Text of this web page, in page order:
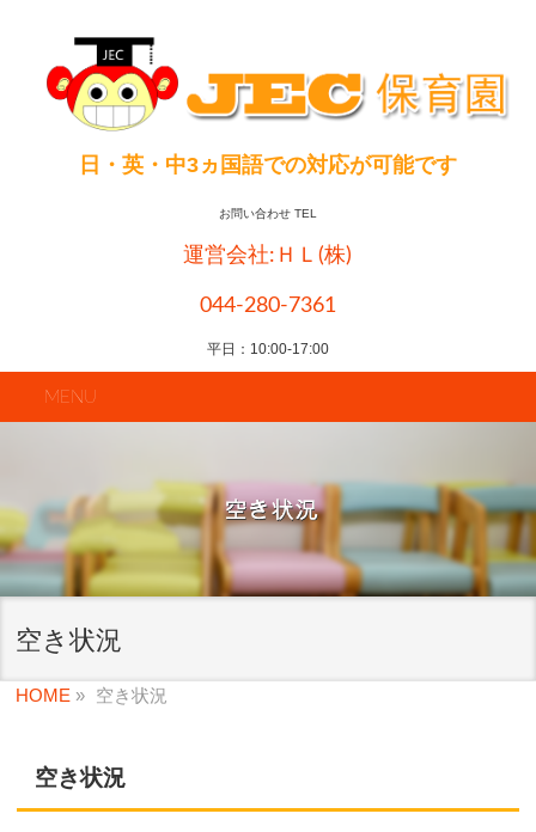
日・英・中3ヵ国語での対応が可能です
お問い合わせ TEL
運営会社:ＨＬ(株)
044-280-7361
平日：10:00-17:00
MENU
空き状況
HOME » 空き状況
空き状況